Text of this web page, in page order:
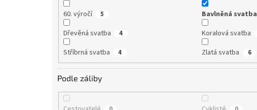
60. výročí 5 Bavlněná svatba
Dřevěná svatba 4 Koralová svatba
Stříbrná svatba 4 Zlatá svatba 6
Podle záliby